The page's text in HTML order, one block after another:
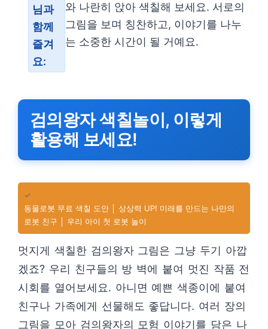
님과
함께
즐겨
요:
와 나란히 앉아 색칠해 보세요. 서로의
그림을 보며 칭찬하고, 이야기를 나누
는 소중한 시간이 될 거예요.
검의왕자 색칠놀이, 이렇게
활용해 보세요!
✓
동물로봇 무료 색칠 도안 │ 상상력 UP! 미래를 만드는 나만의
로봇 친구 │ 우리 아이 첫 로봇 놀이
멋지게 색칠한 검의왕자 그림은 그냥 두기 아깝
겠죠? 우리 친구들의 방 벽에 붙여 멋진 작품 전
시회를 열어보세요. 아니면 예쁜 색종이에 붙여
친구나 가족에게 선물해도 좋답니다. 여러 장의
그림을 모아 검의왕자의 모험 이야기를 담은 나